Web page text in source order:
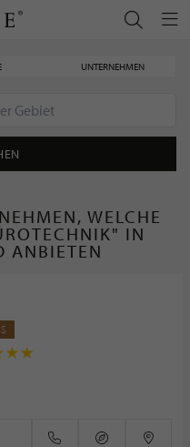
UNTERNEHMEN
WELCHE
IN
ANBIETEN